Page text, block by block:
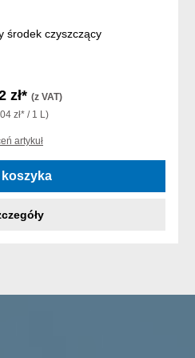
środek czyszczący
zł* (z VAT)
zł* / 1 L)
artykuł
koszyka